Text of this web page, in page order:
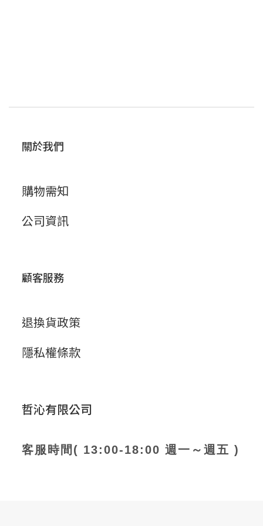
關於我們
購物需知
公司資訊
顧客服務
退換貨政策
隱私權條款
哲沁有限公司
客服時間( 13:00-18:00 週一～週五 )